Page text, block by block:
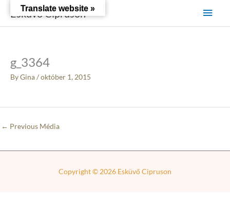
content
Esküvő Cipruson
Main
g_3364
ByGina/október 1, 2015
← Previous Média
Copyright © 2026 Esküvő Cipruson
Translate website »